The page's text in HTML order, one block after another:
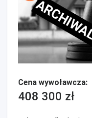
Cena wywoławcza:
408 300 zł